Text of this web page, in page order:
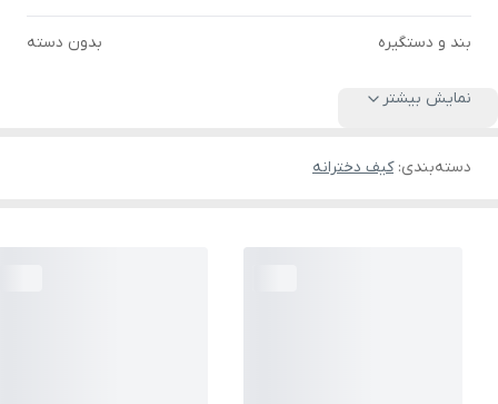
بند و دستگیره بدون دسته
نمایش بیشتر
دسته‌بندی:کیف دخترانه